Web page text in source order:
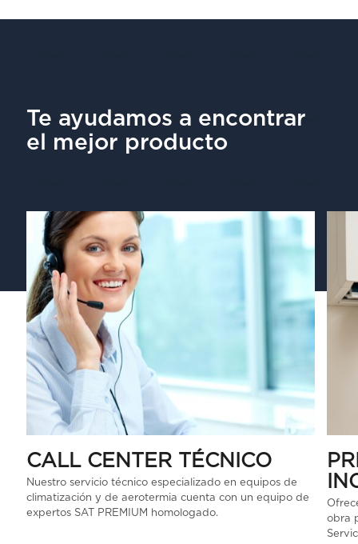
Te ayudamos a encontrar
el mejor producto
CALL CENTER TÉCNICO
Nuestro servicio técnico especializado en equipos de
climatización y de aerotermia cuenta con un equipo de
expertos SAT PREMIUM homologado.
obra